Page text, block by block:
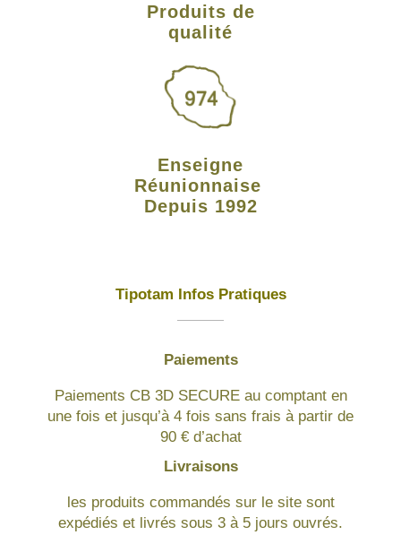
Produits de
qualité
Enseigne
Réunionnaise
Depuis 1992
Tipotam Infos Pratiques
Paiements
Paiements CB 3D SECURE au comptant en
une fois et jusqu’à 4 fois sans frais à partir de
90 € d’achat
Livraisons
les produits commandés sur le site sont
expédiés et livrés sous 3 à 5 jours ouvrés.